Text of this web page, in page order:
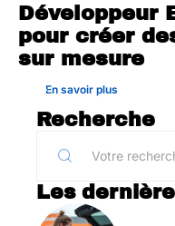
Développeur
pour créer
sur mesure
En savoir plus
Recherche
Les